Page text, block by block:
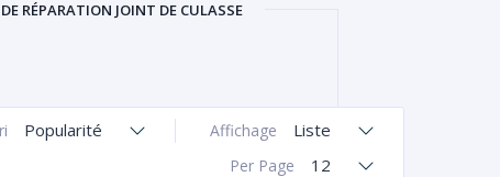
RÉPARATION JOINT DE CULASSE
Affichage Liste
Popularité
Per Page 12